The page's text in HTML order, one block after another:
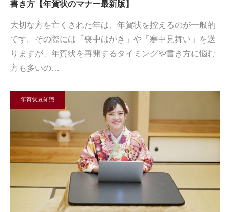
書き方【年賀状のマナー最新版】
大切な方を亡くされた年は、年賀状を控えるのが一般的
です。その際には「喪中はがき」や「寒中見舞い」を送
りますが、年賀状を再開するタイミングや書き方に悩む
方も多いの…
年賀状豆知識